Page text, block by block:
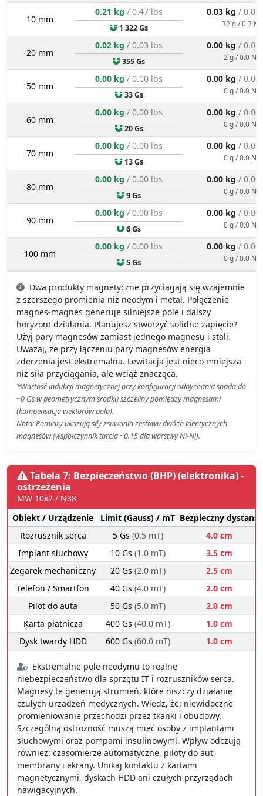
10 mm
0.21 kg / 0.47 lbs
1 322 Gs
0.03 kg / 0.07
32 g / 0.3 N
20 mm
0.02 kg / 0.03 lbs
355 Gs
0.00 kg / 0.01
2 g / 0.0 N
50 mm
0.00 kg / 0.00 lbs
33 Gs
0.00 kg / 0.00
0 g / 0.0 N
60 mm
0.00 kg / 0.00 lbs
20 Gs
0.00 kg / 0.00
0 g / 0.0 N
70 mm
0.00 kg / 0.00 lbs
13 Gs
0.00 kg / 0.00
0 g / 0.0 N
80 mm
0.00 kg / 0.00 lbs
9 Gs
0.00 kg / 0.00
0 g / 0.0 N
90 mm
0.00 kg / 0.00 lbs
6 Gs
0.00 kg / 0.00
0 g / 0.0 N
100 mm
0.00 kg / 0.00 lbs
5 Gs
0.00 kg / 0.00
0 g / 0.0 N
Dwa produkty magnetyczne przyciągają się wzajemnie
z szerszego promienia niż neodym i metal. Połączenie
magnes-magnes generuje silniejsze pole i dalszy
horyzont działania. Planujesz stworzyć solidne zapięcie?
Użyj pary magnesów zamiast jednego magnesu i stali.
Uważaj, że przy łączeniu pary magnesów energia
zderzenia jest ekstremalna. Lewitacja jest nieco mniejsza
niż siła przyciągania, ale wciąż znacząca.
*Wartość indukcji magnetycznej przy konfiguracji odpychania spada do
~0 Gs w geometrycznym środku szczeliny pomiędzy magnesami
(kompensacja wektorów pola).
Nota: Pomiary ukazują siły zsuwania zestawu dwóch identycznych
magnesów (współczynnik tarcia ~0.15 dla warstwy Ni-Ni).
Tabela 7: Bezpieczeństwo (BHP) (elektronika) -
ostrzeżenia
MW 10x2 / N38
Obiekt / Urządzenie
Limit (Gauss) / mT Bezpieczny dystans
Rozrusznik serca
5 Gs (0.5 mT)
4.0 cm
Implant słuchowy
10 Gs (1.0 mT)
3.5 cm
Zegarek mechaniczny
20 Gs (2.0 mT)
2.5 cm
Telefon / Smartfon
40 Gs (4.0 mT)
2.0 cm
Pilot do auta
50 Gs (5.0 mT)
2.0 cm
Karta płatnicza
400 Gs (40.0 mT)
1.0 cm
Dysk twardy HDD
600 Gs (60.0 mT) 1.0 cm
Ekstremalne pole neodymu to realne
niebezpieczeństwo dla sprzętu IT i rozruszników serca.
Magnesy te generują strumień, które niszczy działanie
czułych urządzeń medycznych. Wiedz, że: niewidoczne
promieniowanie przechodzi przez tkanki i obudowy.
Szczególną ostrożność muszą mieć osoby z implantami
słuchowymi oraz pompami insulinowymi. Wpływ odczują
również: czasomierze automatyczne, piloty do aut,
membrany i ekrany. Unikaj kontaktu z kartami
magnetycznymi, dyskach HDD ani czułych przyrządach
nawigacyjnych.